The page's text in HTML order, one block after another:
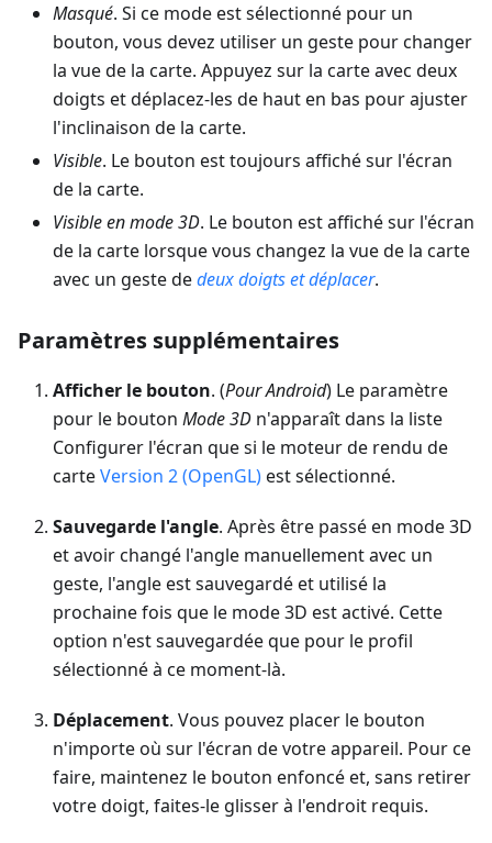
Masqué. Si ce mode est sélectionné pour un
bouton, vous devez utiliser un geste pour changer
la vue de la carte. Appuyez sur la carte avec deux
doigts et déplacez-les de haut en bas pour ajuster
l'inclinaison de la carte.
Visible. Le bouton est toujours affiché sur l'écran
de la carte.
Visible en mode 3D. Le bouton est affiché sur l'écran
de la carte lorsque vous changez la vue de la carte
avec un geste dedeux doigts et déplacer.
Paramètres supplémentaires
Afficher le bouton. (Pour Android) Le paramètre
pour le bouton Mode 3D n'apparaît dans la liste
Configurer l'écran que si le moteur de rendu de
carteVersion 2 (OpenGL)est sélectionné.
Sauvegarde l'angle. Après être passé en mode 3D
et avoir changé l'angle manuellement avec un
geste, l'angle est sauvegardé et utilisé la
prochaine fois que le mode 3D est activé. Cette
option n'est sauvegardée que pour le profil
sélectionné à ce moment-là.
Déplacement. Vous pouvez placer le bouton
n'importe où sur l'écran de votre appareil. Pour ce
faire, maintenez le bouton enfoncé et, sans retirer
votre doigt, faites-le glisser à l'endroit requis.